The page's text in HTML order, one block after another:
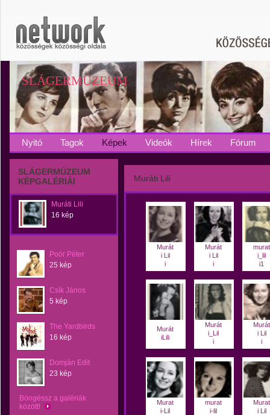
SLÁGERMÚZEUM
Nyitó Tagok Képek Videók Hírek Fórum
SLÁGERMÚZEUM
KÉPGALÉRIÁI
Muráti Lili
16 kép
Poór Péter
25 kép
Csík János
5 kép
The Yardbirds
16 kép
Domján Edit
23 kép
Böngéssz a galériák
között!
Muráti Lili
Murát
i Lil
i
Murát
i Lil
i
murat
i_lil
i1
Murát
iLili
Murát
i_Lil
i
Murát
i Lil
i
Murat
i-Lil
murat
i-lil
Murat
i Lil